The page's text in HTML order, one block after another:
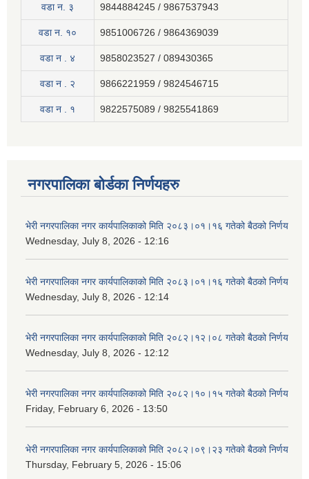
वडा न. ३ 9844884245 / 9867537943
वडा न. १० 9851006726 / 9864369039
वडा न . ४ 9858023527 / 089430365
वडा न . २ 9866221959 / 9824546715
वडा न . १ 9822575089 / 9825541869
नगरपालिका बोर्डका निर्णयहरु
भेरी नगरपालिका नगर कार्यपालिकाको मिति २०८३।०१।१६ गतेको बैठको निर्णय
Wednesday, July 8, 2026 - 12:16
भेरी नगरपालिका नगर कार्यपालिकाको मिति २०८३।०१।१६ गतेको बैठको निर्णय
Wednesday, July 8, 2026 - 12:14
भेरी नगरपालिका नगर कार्यपालिकाको मिति २०८२।१२।०८ गतेको बैठको निर्णय
Wednesday, July 8, 2026 - 12:12
भेरी नगरपालिका नगर कार्यपालिकाको मिति २०८२।१०।१५ गतेको बैठको निर्णय
Friday, February 6, 2026 - 13:50
भेरी नगरपालिका नगर कार्यपालिकाको मिति २०८२।०९।२३ गतेको बैठको निर्णय
Thursday, February 5, 2026 - 15:06